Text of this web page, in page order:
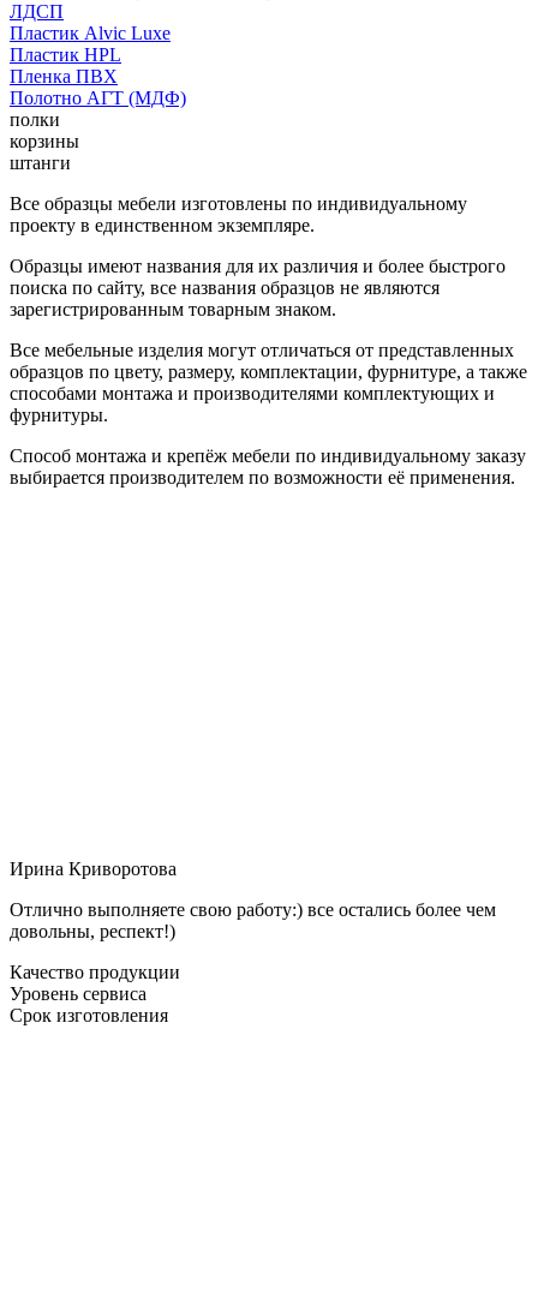
ЛДСП
Пластик Alvic Luxe
Пластик HPL
Пленка ПВХ
Полотно АГТ (МДФ)
полки
корзины
штанги
Все образцы мебели изготовлены по индивидуальному
проекту в единственном экземпляре.
Образцы имеют названия для их различия и более быстрого
поиска по сайту, все названия образцов не являются
зарегистрированным товарным знаком.
Все мебельные изделия могут отличаться от представленных
образцов по цвету, размеру, комплектации, фурнитуре, а также
способами монтажа и производителями комплектующих и
фурнитуры.
Способ монтажа и крепёж мебели по индивидуальному заказу
выбирается производителем по возможности её применения.
Ирина Криворотова
Отлично выполняете свою работу:) все остались более чем
довольны, респект!)
Качество продукции
Уровень сервиса
Срок изготовления